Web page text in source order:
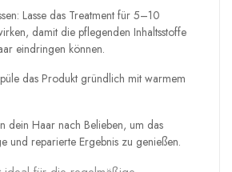
Lasse das Treatment für 5–10
damit die pflegenden Inhaltsstoffe
eindringen können.
das Produkt gründlich mit warmem
dein Haar nach Belieben, um das
und reparierte Ergebnis zu genießen.